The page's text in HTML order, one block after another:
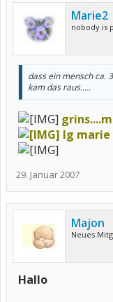
Marie2
nobody is
dass ein mensch ca.
kam das raus.....
lg marie
29. Januar 2007
Majon
Neues
Hallo